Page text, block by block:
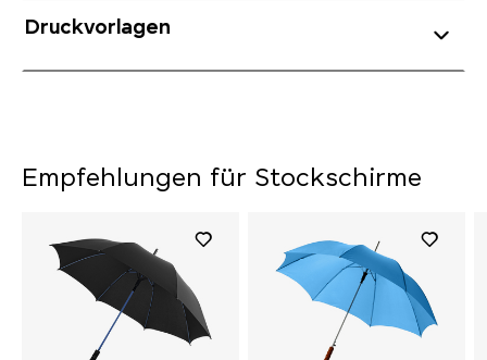
Druckvorlagen
Empfehlungen für Stockschirme